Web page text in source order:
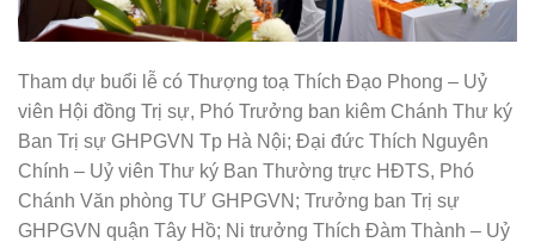
Tham dự buổi lễ có Thượng toạ Thích Đạo Phong – Uỷ
viên Hội đồng Trị sự, Phó Trưởng ban kiêm Chánh Thư ký
Ban Trị sự GHPGVN Tp Hà Nội; Đại đức Thích Nguyên
Chính – Uỷ viên Thư ký Ban Thường trực HĐTS, Phó
Chánh Văn phòng TƯ GHPGVN; Trưởng ban Trị sự
GHPGVN quận Tây Hồ; Ni trưởng Thích Đàm Thành – Uỷ